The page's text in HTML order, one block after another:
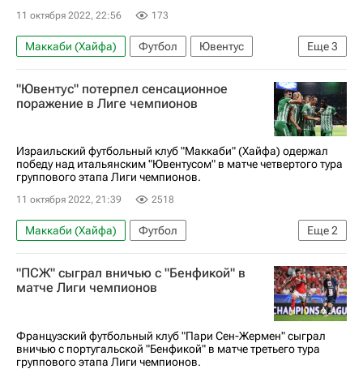
11 октября 2022, 22:56 173
Еще3
Маккаби (Хайфа) Футбол
Ювентус
Андреа Аньелли
Массимилиано Аллегри
Лига чемпионов УЕФА 2026-2027
"Ювентус" потерпел сенсационное
поражение в Лиге чемпионов
Израильский футбольный клуб "Маккаби" (Хайфа) одержал
победу над итальянским "Ювентусом" в матче четвертого тура
группового этапа Лиги чемпионов.
11 октября 2022, 21:39 2518
Еще2
Маккаби (Хайфа)
Футбол
Лига чемпионов УЕФА 2026-2027
Ювентус
"ПСЖ" сыграл вничью с "Бенфикой" в
матче Лиги чемпионов
Французский футбольный клуб "Пари Сен-Жермен" сыграл
вничью с португальской "Бенфикой" в матче третьего тура
группового этапа Лиги чемпионов.